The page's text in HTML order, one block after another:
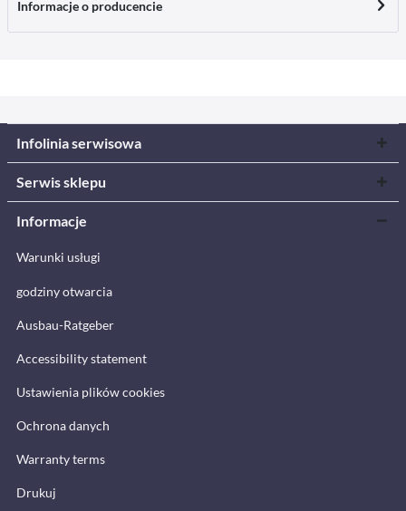
Informacje o producencie
Infolinia serwisowa
Serwis sklepu
Informacje
Warunki usługi
godziny otwarcia
Ausbau-Ratgeber
Accessibility statement
Ustawienia plików cookies
Ochrona danych
Warranty terms
Drukuj